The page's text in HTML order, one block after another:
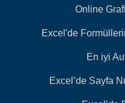
Online
Excel'de
En iyi
Excel’de Sayfa